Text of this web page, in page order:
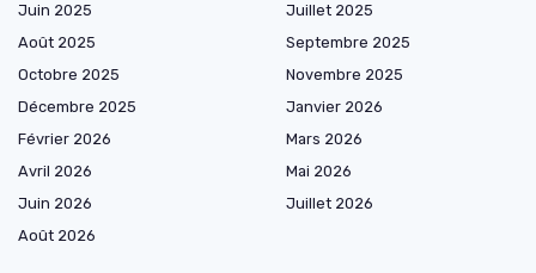
Juin 2025
Juillet 2025
Août 2025
Septembre 2025
Octobre 2025
Novembre 2025
Décembre 2025
Janvier 2026
Février 2026
Mars 2026
Avril 2026
Mai 2026
Juin 2026
Juillet 2026
Août 2026